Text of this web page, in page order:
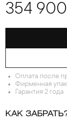
354
Оплата после
Фирменная
Гарантия 2 года
КАК